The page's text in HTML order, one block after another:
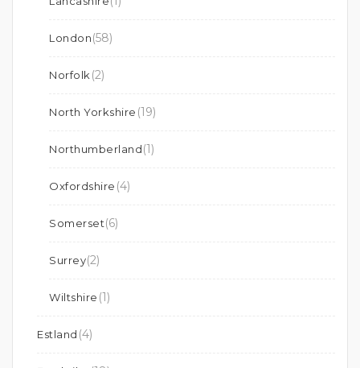
London(58)
Norfolk (2)
North Yorkshire (19)
Northumberland(1)
Oxfordshire (4)
Somerset(6)
Surrey(2)
Wiltshire (1)
Estland (4)